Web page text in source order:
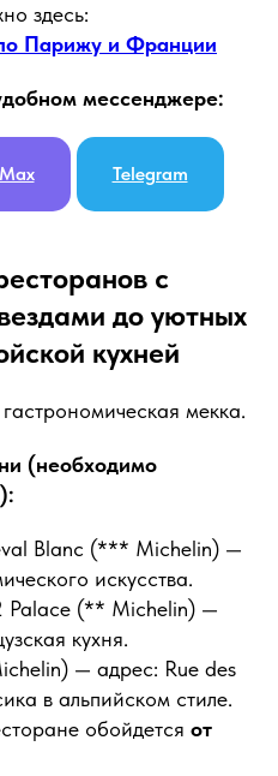
здесь:
Парижу и Франции
мессенджере:
Max Telegram
с
до уютных
кухней
мекка.
(необходимо
Blanc (*** Michelin) —
искусства.
Palace (** Michelin) —
кухня.
— адрес: Rue des
в альпийском стиле.
обойдется от